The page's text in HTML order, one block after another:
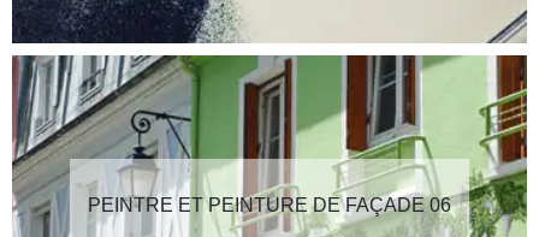
PEINTRE ET PEINTURE DE FAÇADE 06